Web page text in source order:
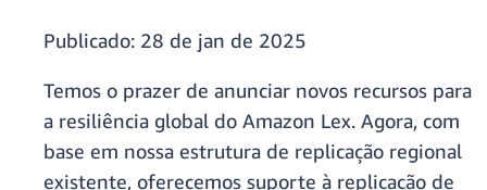
Publicado: 28 de jan de 2025
Temos o prazer de anunciar novos recursos para
a resiliência global do Amazon Lex. Agora, com
base em nossa estrutura de replicação regional
existente, oferecemos suporte à replicação de